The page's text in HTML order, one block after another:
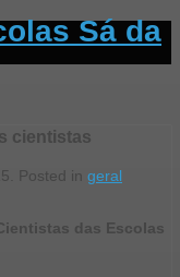
Sá da
cientistas
. Posted in geral
das Escolas